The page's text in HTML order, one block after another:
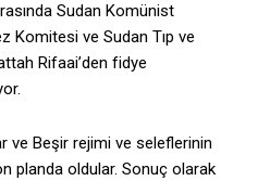
Sudan Komünist
Komitesi ve Sudan Tıp ve
Rifaai’den fidye
ve Beşir rejimi ve seleflerinin
planda oldular. Sonuç olarak